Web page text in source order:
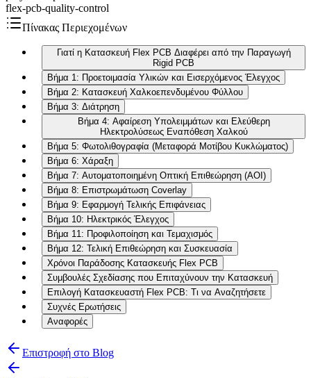
flex-pcb-quality-control
Πίνακας Περιεχομένων
Γιατί η Κατασκευή Flex PCB Διαφέρει από την Παραγωγή
Rigid PCB
Βήμα 1: Προετοιμασία Υλικών και Εισερχόμενος Έλεγχος
Βήμα 2: Κατασκευή Χαλκοεπενδυμένου Φύλλου
Βήμα 3: Διάτρηση
Βήμα 4: Αφαίρεση Υπολειμμάτων και Ελεύθερη
Ηλεκτρολύσεως Εναπόθεση Χαλκού
Βήμα 5: Φωτολιθογραφία (Μεταφορά Μοτίβου Κυκλώματος)
Βήμα 6: Χάραξη
Βήμα 7: Αυτοματοποιημένη Οπτική Επιθεώρηση (AOI)
Βήμα 8: Επιστρωμάτωση Coverlay
Βήμα 9: Εφαρμογή Τελικής Επιφάνειας
Βήμα 10: Ηλεκτρικός Έλεγχος
Βήμα 11: Προφιλοποίηση και Τεμαχισμός
Βήμα 12: Τελική Επιθεώρηση και Συσκευασία
Χρόνοι Παράδοσης Κατασκευής Flex PCB
Συμβουλές Σχεδίασης που Επιταχύνουν την Κατασκευή
Επιλογή Κατασκευαστή Flex PCB: Τι να Αναζητήσετε
Συχνές Ερωτήσεις
Αναφορές
Επιστροφή στο Blog